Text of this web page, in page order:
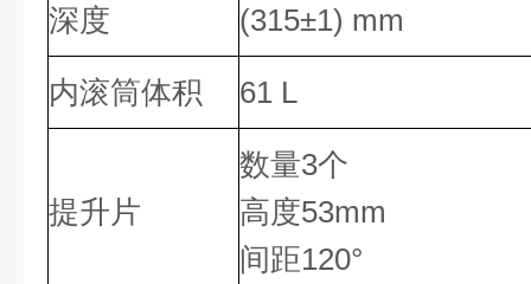
深度 (315±1) mm
内滚筒体积 61 L
提升片
数量3个
高度53mm
间距120°